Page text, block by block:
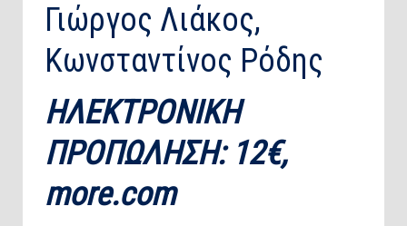
Γιώργος Λιάκος,
Κωνσταντίνος Ρόδης
ΗΛΕΚΤΡΟΝΙΚΗ
ΠΡΟΠΩΛΗΣΗ: 12€,
more.com